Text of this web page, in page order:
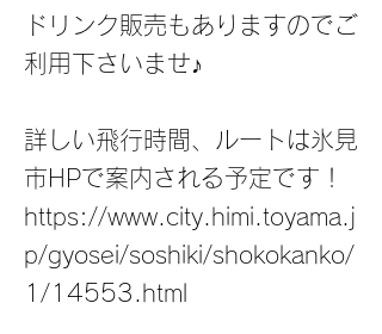
ドリンク販売もありますのでご
利用下さいませ♪
詳しい飛行時間、ルートは氷見
市HPで案内される予定です！
https://www.city.himi.toyama.j
p/gyosei/soshiki/shokokanko/
1/14553.html